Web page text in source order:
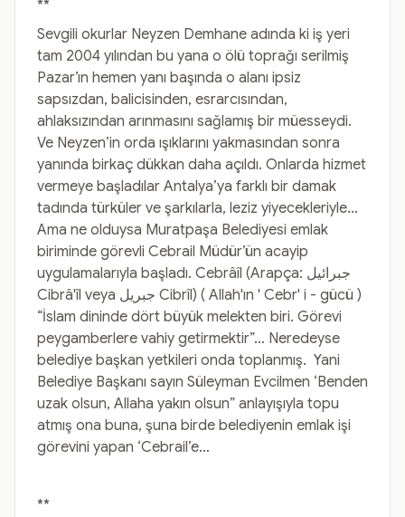
**
Sevgili okurlar Neyzen Demhane adında ki iş yeri
tam 2004 yılından bu yana o ölü toprağı serilmiş
Pazar’ın hemen yanı başında o alanı ipsiz
sapsızdan, balicisinden, esrarcısından,
ahlaksızından arınmasını sağlamış bir müesseydi.
Ve Neyzen’in orda ışıklarını yakmasından sonra
yanında birkaç dükkan daha açıldı. Onlarda hizmet
vermeye başladılar Antalya’ya farklı bir damak
tadında türküler ve şarkılarla, leziz yiyecekleriyle…
Ama ne olduysa Muratpaşa Belediyesi emlak
biriminde görevli Cebrail Müdür’ün acayip
uygulamalarıyla başladı. Cebrâîl (Arapça: جبرائيل
Cibrâ'îl veya جبريل Cibrîl) ( Allah'ın ' Cebr' i - gücü )
“İslam dininde dört büyük melekten biri. Görevi
peygamberlere vahiy getirmektir”… Neredeyse
belediye başkan yetkileri onda toplanmış. Yani
Belediye Başkanı sayın Süleyman Evcilmen ‘Benden
uzak olsun, Allaha yakın olsun” anlayışıyla topu
atmış ona buna, şuna birde belediyenin emlak işi
görevini yapan ‘Cebrail’e…
**